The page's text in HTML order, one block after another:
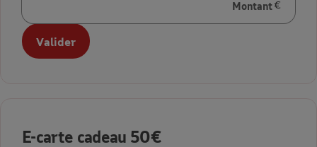
en euros
Valider
E-carte cadeau 50€